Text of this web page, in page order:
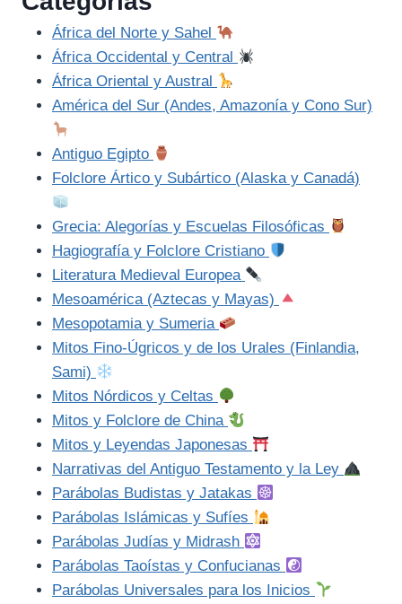
África del Norte y Sahel
África Occidental y Central
África Oriental y Austral
América del Sur (Andes, Amazonía y Cono Sur)
Antiguo Egipto
Folclore Ártico y Subártico (Alaska y Canadá)
Grecia: Alegorías y Escuelas Filosóficas
Hagiografía y Folclore Cristiano
Literatura Medieval Europea
Mesoamérica (Aztecas y Mayas)
Mesopotamia y Sumeria
Mitos Fino-Úgricos y de los Urales (Finlandia,
Sami)
Mitos Nórdicos y Celtas
Mitos y Folclore de China
Mitos y Leyendas Japonesas
Narrativas del Antiguo Testamento y la Ley
Parábolas Budistas y Jatakas
Parábolas Islámicas y Sufíes
Parábolas Judías y Midrash
Parábolas Taoístas y Confucianas
Parábolas Universales para los Inicios